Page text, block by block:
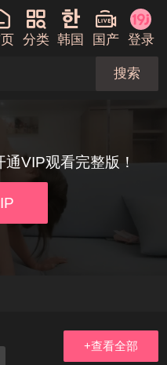
分类 韩国 国产 登录
搜索
VIP观看完整版！
+查看全部